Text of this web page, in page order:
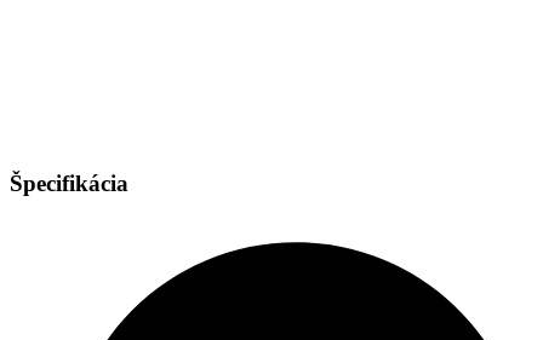
Špecifikácia